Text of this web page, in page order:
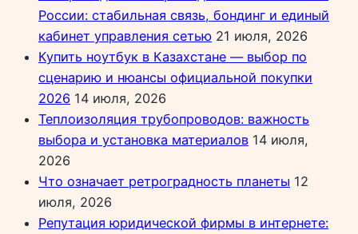
России: стабильная связь, бондинг и единый
кабинет управления сетью 21 июля, 2026
Купить ноутбук в Казахстане — выбор по
сценарию и нюансы официальной покупки
2026 14 июля, 2026
Теплоизоляция трубопроводов: важность
выбора и установка материалов 14 июля,
2026
Что означает ретроградность планеты 12
июля, 2026
Репутация юридической фирмы в интернете: